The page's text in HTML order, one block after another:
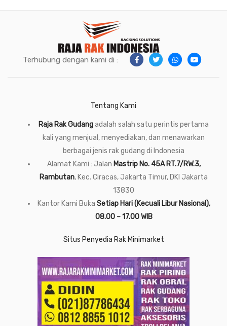
Terhubung dengan kami di :
Tentang Kami
Raja Rak Gudangadalah salah satu perintis pertama
kali yang menjual, menyediakan, dan menawarkan
berbagai jenis rak gudang di Indonesia
Alamat Kami : Jalan Mastrip No. 45A RT.7/RW.3,
Rambutan, Kec. Ciracas, Jakarta Timur, DKI Jakarta
13830
Kantor Kami Buka Setiap Hari (Kecuali Libur Nasional),
08.00 – 17.00 WIB
Situs Penyedia Rak Minimarket